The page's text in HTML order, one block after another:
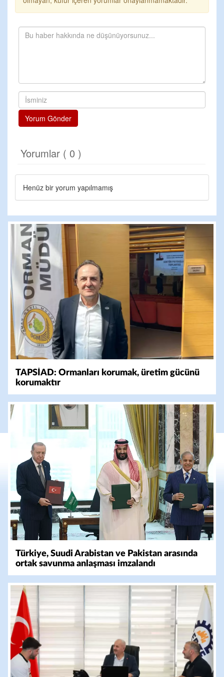
Yorum Gönder
Yorumlar ( 0 )
Henüz bir yorum yapılmamış
TAPSİAD: Ormanları korumak, üretim gücünü
korumaktır
Türkiye, Suudi Arabistan ve Pakistan arasında
ortak savunma anlaşması imzalandı